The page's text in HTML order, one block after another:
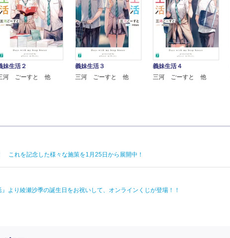
妹生活２
河 ごーすと 他
義妹生活３
三河 ごーすと 他
義妹生活４
三河 ごーすと 他
これを記念した様々な施策を1月25日から展開中！
より綾瀬沙季の誕生日をお祝いして、オンラインくじが登場！！